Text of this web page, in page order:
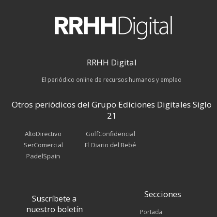
RRHH Digital
El periódico online de recursos humanos y empleo
Otros periódicos del Grupo Ediciones Digitales Siglo
21
AltoDirectivo
SerComercial
PadelSpain
GolfConfidencial
El Diario del Bebé
Suscríbete a
nuestro boletín
Secciones
Portada